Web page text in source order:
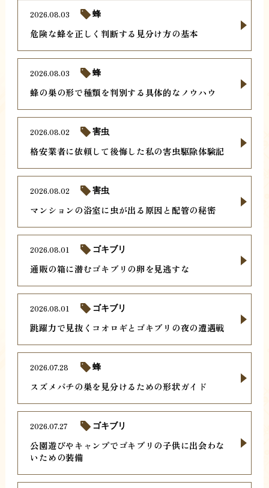
危険な蜂を正しく判断する見分け方の基本
2026.08.03 蜂
蜂の巣の形で種類を判別する具体的なノウハウ
2026.08.03 蜂
格安業者に依頼して後悔した私の害虫駆除体験記
2026.08.02 害虫
マンションの浴室に虫が出る原因と配管の秘密
2026.08.02 害虫
通販の箱に潜むゴキブリの卵を見逃すな
2026.08.01 ゴキブリ
跳躍力で見抜くコオロギとゴキブリの夜の遭遇戦
2026.08.01 ゴキブリ
スズメバチの巣を見分けるための形状ガイド
2026.07.28 蜂
公園遊びやキャンプでゴキブリの子供に出会わな
いための装備
2026.07.27 ゴキブリ